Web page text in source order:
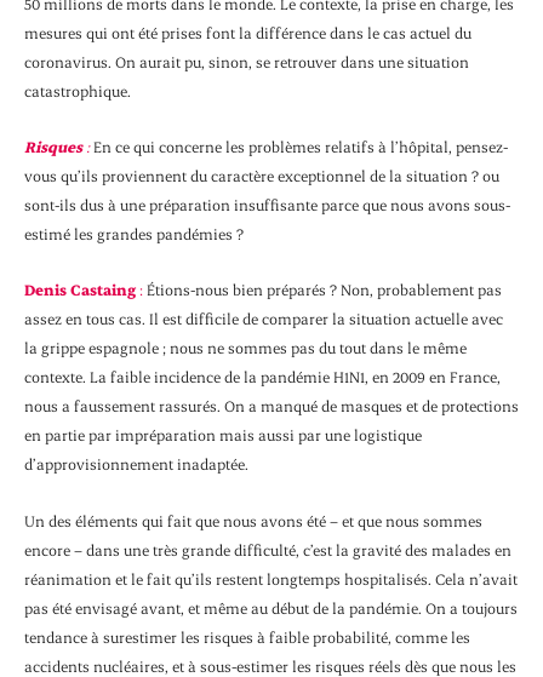
mesures qui ont été prises font la différence dans le cas actuel du
coronavirus. On aurait pu, sinon, se retrouver dans une situation
catastrophique.
Risques:En ce qui concerne les problèmes relatifs à l’hôpital, pensez-
vous qu’ils proviennent du caractère exceptionnel de la situation ? ou
sont-ils dus à une préparation insuffisante parce que nous avons sous-
estimé les grandes pandémies ?
Denis Castaing :Étions-nous bien préparés ? Non, probablement pas
assez en tous cas. Il est difficile de comparer la situation actuelle avec
la grippe espagnole ; nous ne sommes pas du tout dans le même
contexte. La faible incidence de la pandémie H1N1, en 2009 en France,
nous a faussement rassurés. On a manqué de masques et de protections
en partie par impréparation mais aussi par une logistique
d’approvisionnement inadaptée.
Un des éléments qui fait que nous avons été – et que nous sommes
encore – dans une très grande difficulté, c’est la gravité des malades en
réanimation et le fait qu’ils restent longtemps hospitalisés. Cela n’avait
pas été envisagé avant, et même au début de la pandémie. On a toujours
tendance à surestimer les risques à faible probabilité, comme les
accidents nucléaires, et à sous-estimer les risques réels dès que nous les